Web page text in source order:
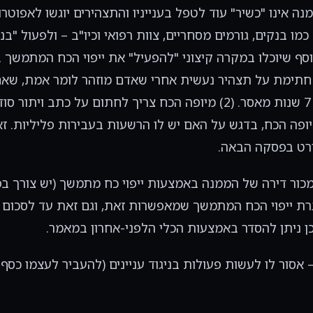
אינו "כשיר" עוד לטפל בענייניו והתצהירים יוגשו
בנקים, גורמים מסחריים, צוות רפואי וכיו"ב – ולפעול
שיוכלו במקרה קיצוני "להפעיל" את ייפוי הכח
בלי ידיעתו. הסיכון הזה מתמתן עקב מספר דברים: (1) חתימת על תצהיר נעשית אחרי שאדם
הקבועים בחוק. הכוונה היא לעונש על מתן עדות שקר – עד 7 שנות מאסר. (2) מיופה
הכח, בדגש על האם יש לו הרשעות בעבירות פליליות.
דירה של הממנה באמצעות ייפוי כח מתמשך (יש צורך
ייפוי הכח המתמשך שמאפשרות זאת, וגם זאת עד לסכום
ניתן להסדר באמצעות הכלי הלפני-אחרון במאמר.
לו לעשות פעולות בניגוד עניינים (להעביר לעצמו